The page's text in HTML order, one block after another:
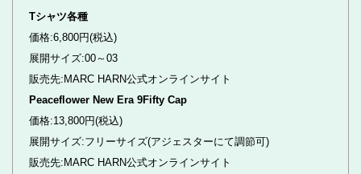
Tシャツ各種
価格:6,800円(税込)
展開サイズ:00～03
販売先:MARC HARN公式オンラインサイト
Peaceflower New Era 9Fifty Cap
価格:13,800円(税込)
展開サイズ:フリーサイズ(アジェスターにて調節可)
販売先:MARC HARN公式オンラインサイト